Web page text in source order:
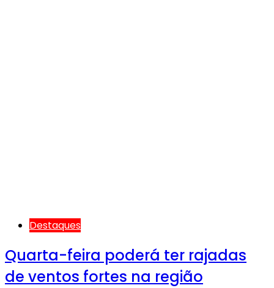
Destaques
Quarta-feira poderá ter rajadas
de ventos fortes na região